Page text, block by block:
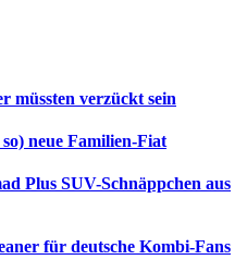
müssten verzückt sein
neue Familien-Fiat
Plus SUV-Schnäppchen aus
für deutsche Kombi-Fans